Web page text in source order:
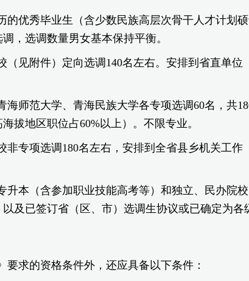
的优秀毕业生（含少数民族高层次骨干人才计划
，选调数量男女基本保持平衡。
见附件）定向选调140名左右。安排到省直单位
师范大学、青海民族大学各专项选调60名，共
拔地区职位占60%以上）。不限专业。
专项选调180名左右，安排到全省县乡机关工
升本（含参加职业技能高考等）和独立、民办院
及已签订省（区、市）选调生协议或已确定为各
求的资格条件外，还应具备以下条件：